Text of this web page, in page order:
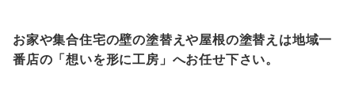
お家や集合住宅の壁の塗替えや屋根の塗替えは地域一
番店の「想いを形に工房」へお任せ下さい。